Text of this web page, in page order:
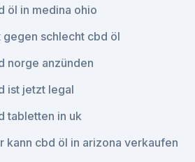
öl in medina ohio
gegen schlecht cbd öl
norge anzünden
ist jetzt legal
tabletten in uk
kann cbd öl in arizona verkaufen